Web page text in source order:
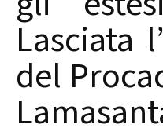
Lasciata
del